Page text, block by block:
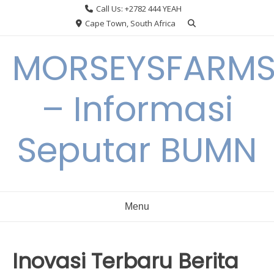
Call Us: +2782 444 YEAH
Cape Town, South Africa
– Informasi
Seputar BUMN
Menu
Inovasi Terbaru Berita